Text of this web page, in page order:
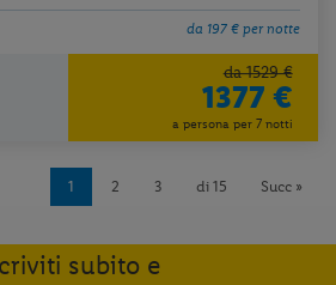
da 197 € per notte
da 1529 €
1377 €
a persona per 7 notti
1 2 3 di 15 Succ »
subito e